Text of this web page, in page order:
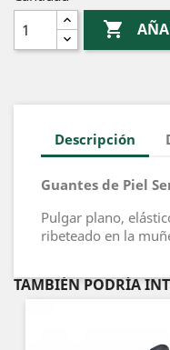

Descripción
Guantes de Piel
Pulgar plano,
ribeteado en la
TAMBIÉN PODRÍA